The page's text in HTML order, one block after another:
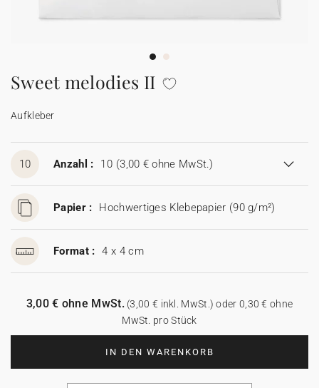
100% personalisierbare Karten
Adressaufkleber für Umschläge
Aufkleber
Sweet melodies II
Aufkleber
10 Anzahl : 10 (3,00 € ohne MwSt.)
Papier : Hochwertiges Klebepapier (90 g/m²)
Format : 4 x 4 cm
IN DEN WARENKORB
3,00 € ohne MwSt.(3,00 € inkl. MwSt.) oder 0,30 € ohne
MwSt. pro Stück